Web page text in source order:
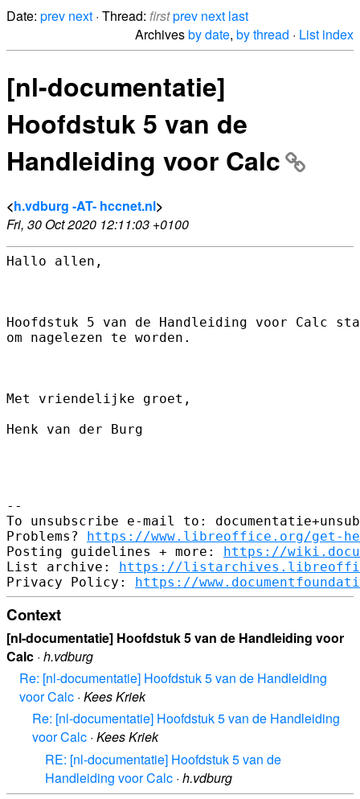
Date: prev next · Thread: firstprev next last
Archivesby date, by thread · List index
[nl-documentatie]
Hoofdstuk 5 van de
Handleiding voor Calc
<h.vdburg -AT- hccnet.nl>
Fri, 30 Oct 2020 12:11:03 +0100
Hallo allen,
Hoofdstuk 5 van de Handleiding voor Calc
om nagelezen te worden.
Met vriendelijke groet,
Henk van der Burg
--
To unsubscribe e-mail to:
Problems? https://www.libreoffice.org/get-
Posting guidelines + more: https://
List archive: https://
Privacy Policy: https://
Context
[nl-documentatie] Hoofdstuk 5 van de Handleiding voor
Calc · h.vdburg
Re: [nl-documentatie] Hoofdstuk 5 van de Handleiding
voor Calc · Kees Kriek
Re: [nl-documentatie] Hoofdstuk 5 van de Handleiding
voor Calc · Kees Kriek
RE: [nl-documentatie] Hoofdstuk 5 van de
Handleiding voor Calc · h.vdburg